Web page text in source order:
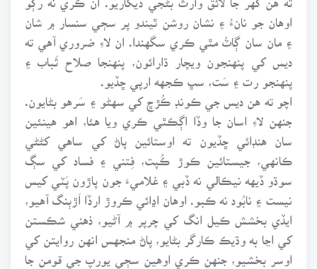
اوهان جو نانءُ ۽ نشان روشن ٿيندو پر سڄي سنسار ۾ شان
۽ مان سان ڳاٽُ مٿي ڪري سگهندا. ان لاءِ ضروري آهي ته
ديس کي پنهنجون ويچار ڌارائون، پنهنجا صلاح ثَباب ۽
پنهنجو رت ۽ سَت، سڀ ڪجهه ارپي ڇڏيو.
اچو ته هن ديس جي ڪونڊ ڪُڙڇ کي سهڻو ۽ سَرهو بڻايون.
جنهن لاءِ اسان جا وڏا اڳڪٿي ڪري ويا هئا، اهو هينئين
سان هنڊائي ڇڏيون ته اوستائين پاڻ کي ساهي کڻڻي
ڪانهي، جيستائين ڪوڙ ڪُپت، فِتني ۽ فساد کي سڳ
سوڌو ڏيهه نيڪالي نه ڏبي ۽ غلاميءَ جون پاڙون پَٽي کيس
نيست ۽ نابُود نه ڪبو. اوهان اڍائي ڪروڙ ارڏا اَڙٻنگ آهيو،
ايڏي بخشش ڪيل انگ کي چرپر ۾ آڻيو، ذهني شڪستن
کي اڃا به وڌيڪ ڪارگر بڻايو، پاڻ منجهس انهن روايتن کي
اوسر بخشيو، جنهن ڪري اوهين سڄي يورپ جي قومن جا